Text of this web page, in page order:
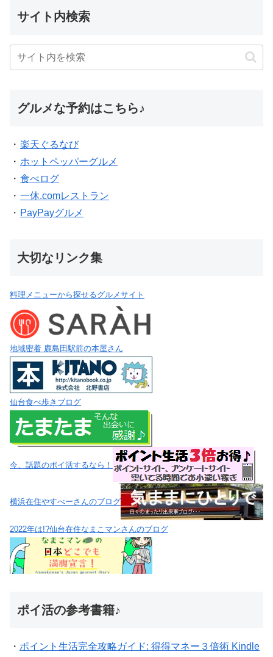
サイト内検索
グルメな予約はこちら♪
・ 楽天ぐるなび
・ ホットペッパーグルメ
・ 食べログ
・ 一休.comレストラン
・ PayPayグルメ
大切なリンク集
料理メニューから探せるグルメサイト
地域密着 鹿島田駅前の本屋さん
仙台食べ歩きブログ
今、話題のポイ活するなら！
横浜在住やすべーさんのブログ
2022年は!?仙台在住なまこマンさんのブログ
ポイ活の参考書籍♪
・ ポイント生活完全攻略ガイド: 得得マネー３倍術 Kindle